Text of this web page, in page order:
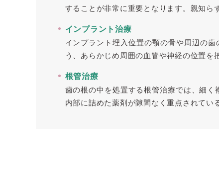
することが非常に重要となります。親知ら
インプラント治療
インプラント埋入位置の顎の骨や周辺の
う、あらかじめ周囲の血管や神経の位置を
根管治療
歯の根の中を処置する根管治療では、細
内部に詰めた薬剤が隙間なく重点されてい